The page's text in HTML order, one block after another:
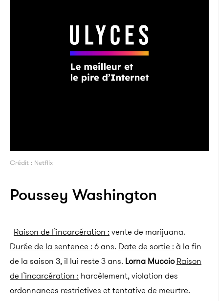
Crédit : Netflix
Poussey Washington
Raison de l’incarcération : vente de marijuana.
Durée de la sentence : 6 ans. Date de sortie : à la fin
de la saison 3, il lui reste 3 ans. Lorna Muccio Raison
de l’incarcération : harcèlement, violation des
ordonnances restrictives et tentative de meurtre.